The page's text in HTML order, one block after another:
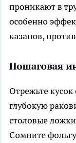
проникают в
особенно
казанов,
Пошаговая
Отрежьте
глубокую
столовые
Сомните